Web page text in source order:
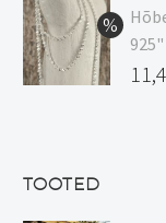
oli:
on:
925"
TOOTED